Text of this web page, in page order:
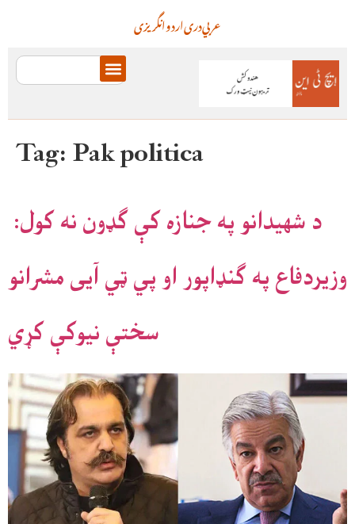
انگریزیاردودریعربي
Tag:Pak politica
وزیردفاع په ګنډاپور او پي ټي آیی مشرانو
سختې نیوکې کړي